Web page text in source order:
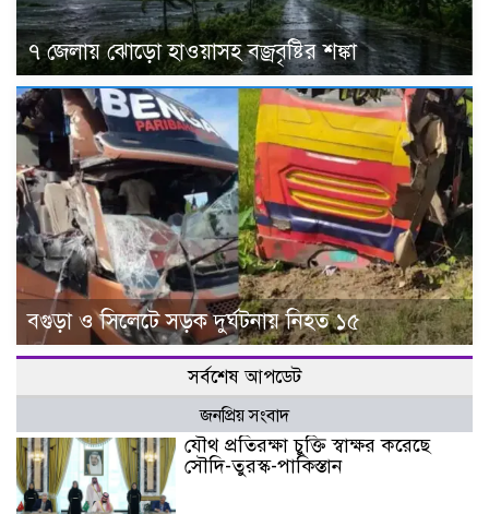
৭ জেলায় ঝোড়ো হাওয়াসহ বজ্রবৃষ্টির শঙ্কা
বগুড়া ও সিলেটে সড়ক দুর্ঘটনায় নিহত ১৫
সর্বশেষ আপডেট
জনপ্রিয় সংবাদ
যৌথ প্রতিরক্ষা চুক্তি স্বাক্ষর করেছে
সৌদি-তুরস্ক-পাকিস্তান